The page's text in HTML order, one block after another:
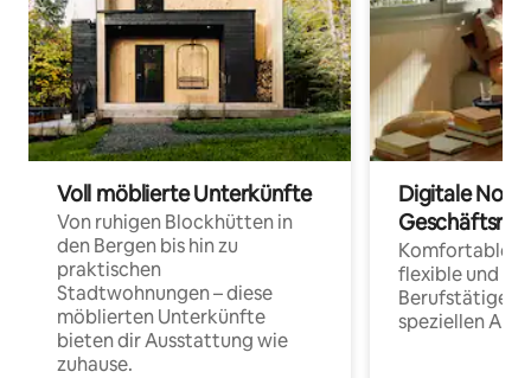
Voll möblierte Unterkünfte
Von ruhigen Blockhütten in
den Bergen bis hin zu
praktischen
Stadtwohnungen – diese
möblierten Unterkünfte
bieten dir Ausstattung wie
zuhause.
Digitale
Komfortable
flexible und
Berufstätige
speziellen